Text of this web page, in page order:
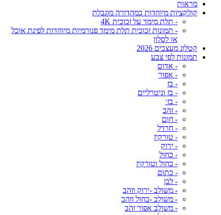
מראות
קולקציות מיוחדות במהדורה מוגבלת
- תלת מימד על זכוכית 4K
- תמונות זכוכית תלת מימד פנורמיות מיוחדות לפינת אוכל
או לסלון
קטלוג מעצבים 2026
תמונות לפי צבע
- אדום
- אפור
- בז
- בז וניטרליים
- בז׳
- זהב
- חום
- חרדל
- טורקיז
- ירוק
- כחול
- כחול וטורקיז
- כתום
- לבן
- משולב -ירוק וזהב
- משולב -כחול וזהב
- משולב אפור זהב